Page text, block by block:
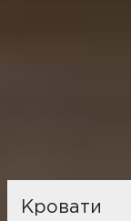
Кровати